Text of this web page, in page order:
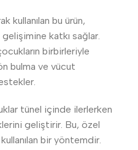
kullanılan bu ürün,
katkı sağlar.
birbirleriyle
bulma ve vücut
tünel içinde ilerlerken
geliştirir. Bu, özel
bir yöntemdir.